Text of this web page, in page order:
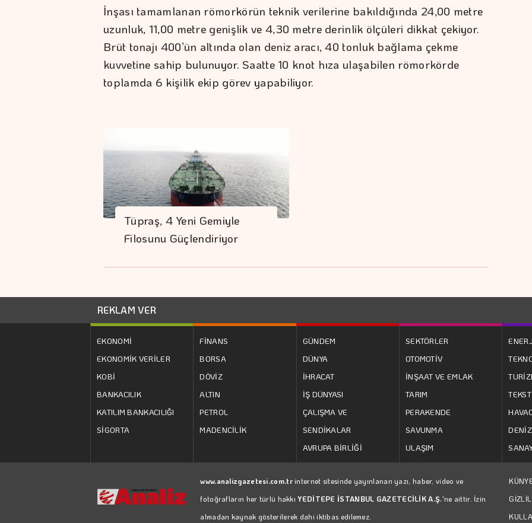
İnşası tamamlanan römorkörün teknik verilerine bakıldığında 24,00 metre
uzunluk, 11,00 metre genişlik ve 4,30 metre derinlik ölçüleri dikkat çekiyor.
Brüt tonajı 400’ün altında olan deniz aracı, 40 tonluk bağlama çekme
kuvvetine sahip bulunuyor. Saatte 10 knot hıza ulaşabilen römorkörde
toplamda 6 kişilik ekip görev yapabiliyor.
Tüpraş, 4 Yeni Gemiyle
Filosunu Güçlendiriyor
REKLAM VER
EKONOMİ
EKONOMİK VERİLER
KOBİ
BANKACILIK
KATILIM BANKACILIĞI
SİGORTA
FİNANS
BORSA
DÖVİZ
ALTIN
PETROL
MADENCİLİK
GÜNDEM
DÜNYA
İHRACAT
İŞ DÜNYASI
ÇALIŞMA VE
SENDİKALAR
AVRUPA BİRLİĞİ
SEKTÖRLER
OTOMOTİV
İNŞAAT VE EMLAK
TARIM
PERAKENDE
SAVUNMA
ULAŞIM
www.analizgazetesi.com.trinternet sitesinde yayınlanan yazı, haber, video ve
fotoğrafların her türlü hakkıYEDİTEPE İSTANBUL GAZETECİLİK A.Ş.'ne aittir. İzin
almadan kaynak gösterilerek dahi iktibas edilemez.